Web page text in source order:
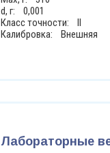
d, г: 0,001
Класс точности: II
Калибровка: Внешняя
Лабораторные